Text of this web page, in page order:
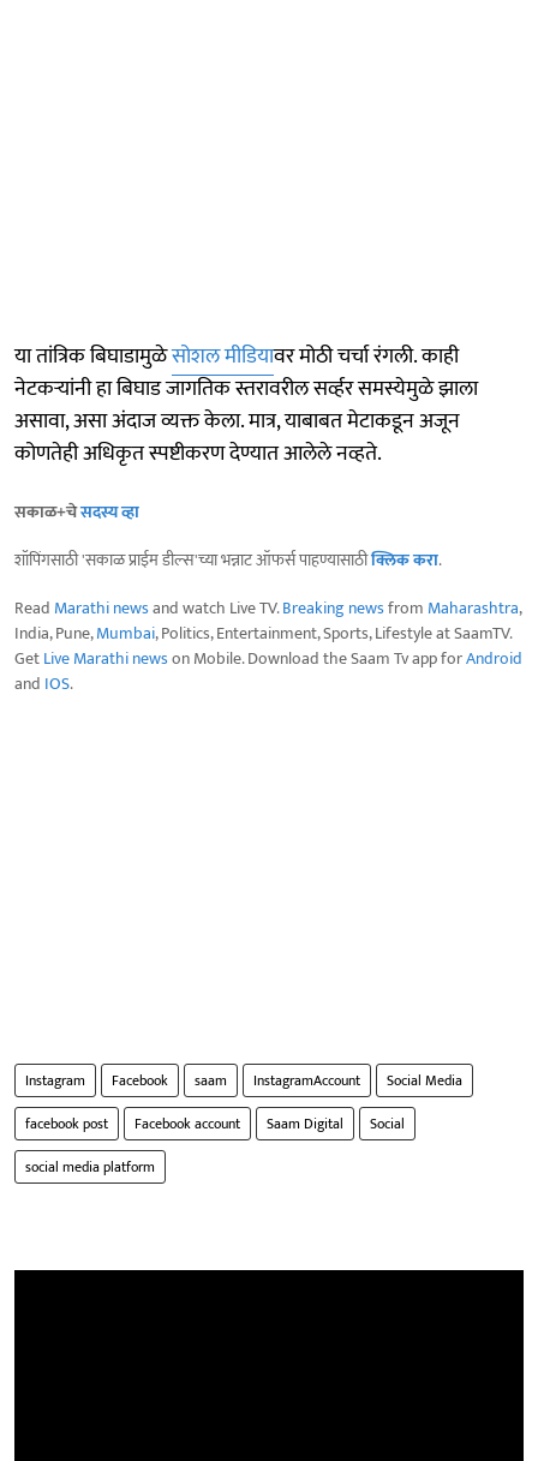
या तांत्रिक बिघाडामुळेसोशल मीडियावर मोठी चर्चा रंगली. काही
नेटकऱ्यांनी हा बिघाड जागतिक स्तरावरील सर्व्हर समस्येमुळे झाला
असावा, असा अंदाज व्यक्त केला. मात्र, याबाबत मेटाकडून अजून
कोणतेही अधिकृत स्पष्टीकरण देण्यात आलेले नव्हते.
सकाळ+चेसदस्य व्हा
शॉपिंगसाठी 'सकाळ प्राईम डील्स'च्या भन्नाट ऑफर्स पाहण्यासाठीक्लिक करा.
Read Marathi newsand watch Live TV.Breaking newsfrom Maharashtra,
India, Pune,Mumbai, Politics, Entertainment, Sports, Lifestyle at SaamTV.
GetLive Marathi newson Mobile. Download the Saam Tv app forAndroid
and IOS.
Instagram Facebook saam InstagramAccount
Social Media
facebook post
Facebook account Saam Digital
Social
social media platform